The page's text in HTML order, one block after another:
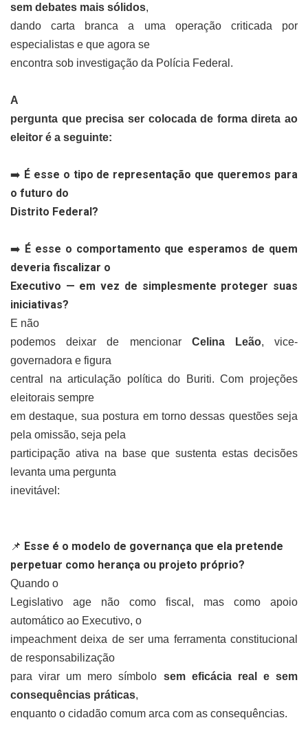
sem debates mais sólidos,
dando carta branca a uma operação criticada por
especialistas e que agora se
encontra sob investigação da Polícia Federal.
A
pergunta que precisa ser colocada de forma direta ao
eleitor é a seguinte:
➡️ É esse o tipo de representação que queremos para
o futuro do
Distrito Federal?
➡️ É esse o comportamento que esperamos de quem
deveria fiscalizar o
Executivo — em vez de simplesmente proteger suas
iniciativas?
E não
podemos deixar de mencionar Celina Leão, vice-
governadora e figura
central na articulação política do Buriti. Com projeções
eleitorais sempre
em destaque, sua postura em torno dessas questões seja
pela omissão, seja pela
participação ativa na base que sustenta estas decisões
levanta uma pergunta
inevitável:
📌 Esse é o modelo de governança que ela pretende
perpetuar como herança ou projeto próprio?
Quando o
Legislativo age não como fiscal, mas como apoio
automático ao Executivo, o
impeachment deixa de ser uma ferramenta constitucional
de responsabilização
para virar um mero símbolo sem eficácia real e sem
consequências práticas,
enquanto o cidadão comum arca com as consequências.